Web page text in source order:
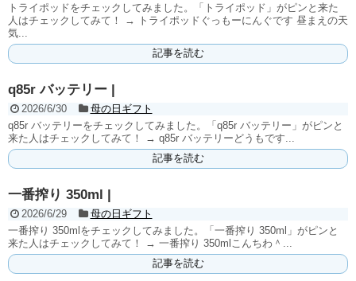
トライポッドをチェックしてみました。「トライポッド」がピンと来た
人はチェックしてみて！ → トライポッドぐっもーにんぐです 昼まえの天
気...
記事を読む
q85r バッテリー |
2026/6/30
母の日ギフト
q85r バッテリーをチェックしてみました。「q85r バッテリー」がピンと
来た人はチェックしてみて！ → q85r バッテリーどうもです...
記事を読む
一番搾り 350ml |
2026/6/29
母の日ギフト
一番搾り 350mlをチェックしてみました。「一番搾り 350ml」がピンと
来た人はチェックしてみて！ → 一番搾り 350mlこんちわ＾...
記事を読む